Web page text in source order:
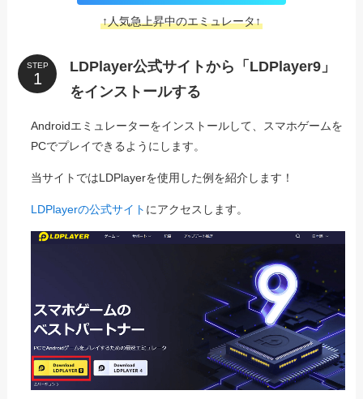
↑人気急上昇中のエミュレータ↑
STEP
LDPlayer公式サイトから「LDPlayer9」
をインストールする
Androidエミュレーターをインストールして、スマホゲームを
PCでプレイできるようにします。
当サイトではLDPlayerを使用した例を紹介します！
LDPlayerの公式サイト にアクセスします。